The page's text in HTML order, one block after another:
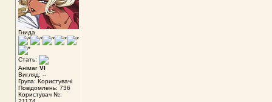
Гнида
Стать:
Анімаг VI
Вигляд: --
Група: Користувачі
Повідомлень: 736
Користувач №: